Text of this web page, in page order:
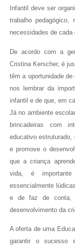
Infantil deve ser
trabalho
necessidades de cada
De acordo com a
Cristina Kerscher, é
têm a oportunidade
nos lembrar da
infantil e de que, em
Já no ambiente
brincadeiras com
educativo estruturado,
e promove o
que a criança
vida, é
essencialmente
e de faz de conta,
desenvolvimento da
A oferta de uma
garantir o sucesso